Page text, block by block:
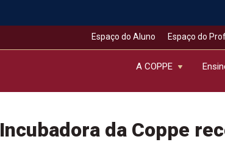
Espaço do Aluno Espaço do
A COPPE
Incubadora da Coppe